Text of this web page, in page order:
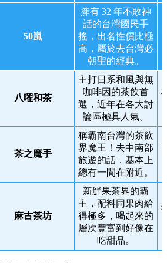
50嵐
擁有 32 年不敗神
話的台灣國民手
搖，出名性價比極
高，屬於去台灣必
朝聖的經典。
八曜和茶
主打日系和風與無
咖啡因的茶飲首
選，近年在各大討
論區極具人氣。
茶之魔手
稱霸南台灣的茶飲
界魔王！去中南部
旅遊的話，基本上
總有一間在附近。
麻古茶坊
新鮮果茶界的霸
主，配料同果肉給
得極多，喝起來的
層次豐富到好像在
吃甜品。